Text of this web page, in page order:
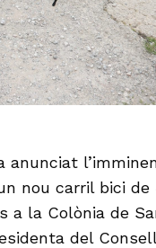
anunciat
nou carril bici
a la Colònia de
del